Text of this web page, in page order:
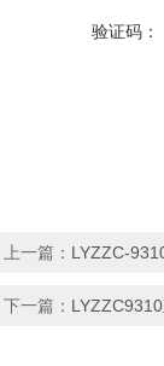
验证码：
上一篇： LYZZC-
下一篇：